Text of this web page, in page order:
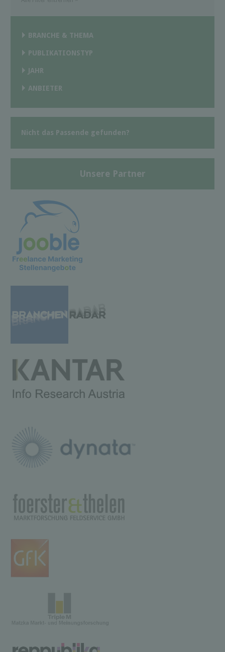
BRANCHE & THEMA
PUBLIKATIONSTYP
JAHR
ANBIETER
Nicht das Passende gefunden?
Unsere Partner